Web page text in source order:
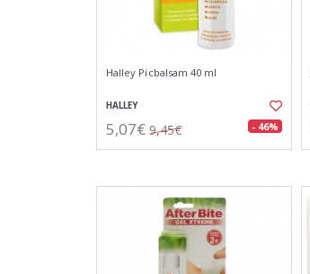
Halley Picbalsam 40 ml
HALLEY
5,07€ 9,45€ - 46%